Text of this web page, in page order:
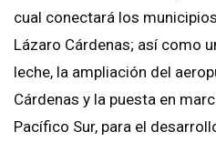
cual conectará los
Lázaro Cárdenas; así como
leche, la ampliación del
Cárdenas y la puesta en
Pacífico Sur, para el